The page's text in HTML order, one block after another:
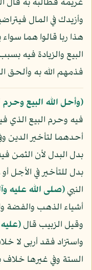
غريمه فطالبه به قال
وأزيدك في المال
هذا ربا قالوا هما
البيع والزيادة فيه
فذمهم الله به وألحق
﴿وأحل الله البيع وحرم
فيه وحرم البيع الذي
أحدهما لتأخير الدين
بدل البدل لأن الثمن
بدل للتأخير في
النبي(صلى الله عليه
أشياء الذهب والفضة
وقيل الزبيب قال
واستزاد فقد أربى لا
الستة وفي غيرها